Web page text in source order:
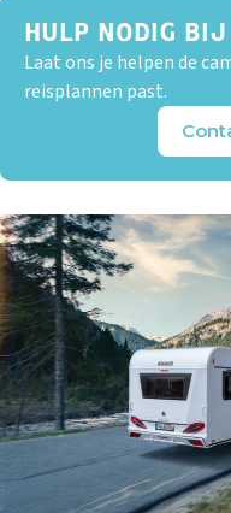
HULP NODIG
Laat ons je helpen de
reisplannen past.